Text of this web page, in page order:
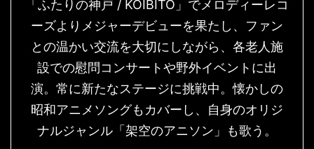
「ふたりの神戸 / KOIBITO」でメロディーレコ
ーズよりメジャーデビューを果たし、ファン
との温かい交流を大切にしながら、各老人施
設での慰問コンサートや野外イベントに出
演。常に新たなステージに挑戦中。懐かしの
昭和アニメソングもカバーし、自身のオリジ
ナルジャンル「架空のアニソン」も歌う。